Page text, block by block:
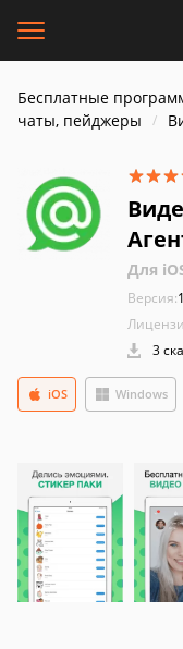
Бесплатные
чаты, пейджеры
Для
Версия:
3
Windows
iOS